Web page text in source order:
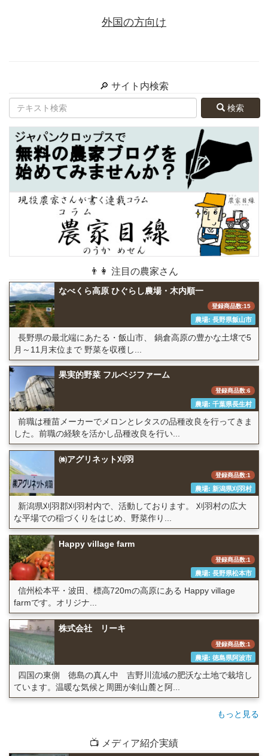
外国の方向け
🔎 サイト内検索
検索
👨👩 注目の農家さん
なべくら高原 ひぐらし農場・木内順一
登録商品数:15
農場: 長野県飯山市
長野県の最北端にあたる・飯山市、 鍋倉高原の豊かな土壌で5
月～11月末位まで 野菜を収穫し...
果実的野菜 フルベジファーム
登録商品数:6
農場: 千葉県長生村
前職は種苗メーカーでメロンとレタスの品種改良を行ってきま
した。前職の経験を活かし品種改良を行い...
㈱アグリネット刈羽
登録商品数:1
農場: 新潟県刈羽村
新潟県刈羽郡刈羽村内で、活動しております。 刈羽村の広大
な平場での稲づくりをはじめ、野菜作り...
Happy village farm
登録商品数:1
農場: 長野県松本市
信州松本平・波田、標高720mの高原にある Happy village
farmです。オリジナ...
株式会社 リーキ
登録商品数:1
農場: 徳島県阿波市
四国の東側 徳島の真ん中 吉野川流域の肥沃な土地で栽培し
ています。温暖な気候と周囲が剣山麓と阿...
もっと見る
📺 メディア紹介実績